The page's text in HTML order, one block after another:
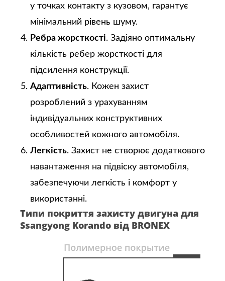
у точках контакту з кузовом, гарантує
мінімальний рівень шуму.
Ребра жорсткості. Задіяно оптимальну
кількість ребер жорсткості для
підсилення конструкції.
Адаптивність. Кожен захист
розроблений з урахуванням
індивідуальних конструктивних
особливостей кожного автомобіля.
Легкість. Захист не створює додаткового
навантаження на підвіску автомобіля,
забезпечуючи легкість і комфорт у
використанні.
Типи покриття захисту двигуна для
Ssangyong Korando від BRONEX